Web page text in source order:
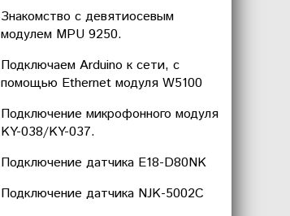
Знакомство с девятиосевым
модулем MPU 9250.
Подключаем Arduino к сети, с
помощью Ethernet модуля W5100
Подключение микрофонного модуля
KY-038/KY-037.
Подключение датчика E18-D80NK
Подключение датчика NJK-5002C